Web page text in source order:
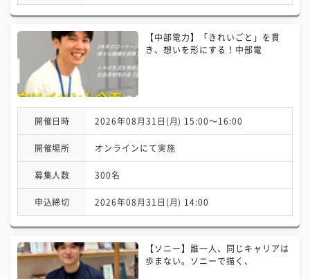
【中部電力】「きれいごと」を貫
き、想いを形にする！中部電
開催日時 2026年08月31日(月) 15:00〜16:00
開催場所 オンラインにて実施
募集人数 300名
申込締切 2026年08月31日(月) 14:00
【ソニー】誰一人、同じキャリアは
歩まない。ソニーで描く、